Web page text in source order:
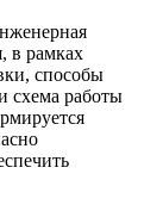
в рамках
способы
схема работы